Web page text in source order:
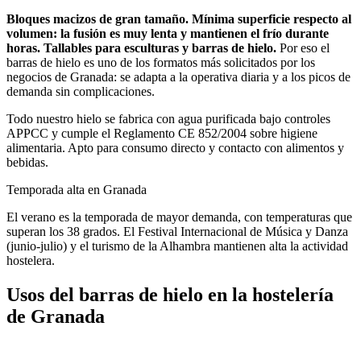
Bloques macizos de gran tamaño. Mínima superficie respecto al
volumen: la fusión es muy lenta y mantienen el frío durante
horas. Tallables para esculturas y barras de hielo. Por eso el
barras de hielo es uno de los formatos más solicitados por los
negocios de Granada: se adapta a la operativa diaria y a los picos de
demanda sin complicaciones.
Todo nuestro hielo se fabrica con agua purificada bajo controles
APPCC y cumple el Reglamento CE 852/2004 sobre higiene
alimentaria. Apto para consumo directo y contacto con alimentos y
bebidas.
Temporada alta en Granada
El verano es la temporada de mayor demanda, con temperaturas que
superan los 38 grados. El Festival Internacional de Música y Danza
(junio-julio) y el turismo de la Alhambra mantienen alta la actividad
hostelera.
Usos del barras de hielo en la hostelería
de Granada